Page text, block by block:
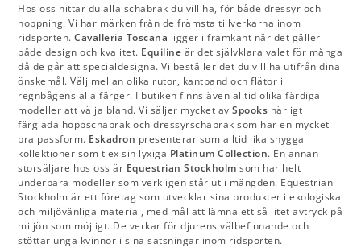
Hos oss hittar du alla schabrak du vill ha, för både dressyr och
hoppning. Vi har märken från de främsta tillverkarna inom
ridsporten.Cavalleria Toscana ligger i framkant när det gäller
både design och kvalitet. Equiline är det självklara valet för många
då de går att specialdesigna. Vi beställer det du vill ha utifrån dina
önskemål. Välj mellan olika rutor, kantband och flätor i
regnbågens alla färger. I butiken finns även alltid olika färdiga
modeller att välja bland. Vi säljer mycket avSpooks härligt
färglada hoppschabrak och dressyrschabrak som har en mycket
bra passform. Eskadron presenterar som alltid lika snygga
kollektioner som t ex sin lyxiga Platinum Collection. En annan
storsäljare hos oss är Equestrian Stockholm som har helt
underbara modeller som verkligen står ut i mängden. Equestrian
Stockholm är ett företag som utvecklar sina produkter i ekologiska
och miljövänliga material, med mål att lämna ett så litet avtryck på
miljön som möjligt. De verkar för djurens välbefinnande och
stöttar unga kvinnor i sina satsningar inom ridsporten.